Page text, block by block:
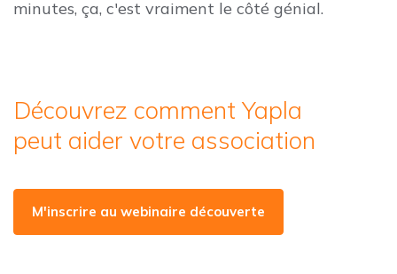
minutes, ça, c'est vraiment le côté génial.
Découvrez comment Yapla
peut aider votre association
M'inscrire au webinaire découverte